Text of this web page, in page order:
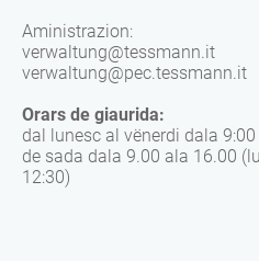
Aministrazion:
verwaltung@tessmann.it
verwaltung@pec.tessmann.it
Orars de giaurida:
dal lunesc al vënerdi dala
de sada dala 9.00 ala 16.00
12:30)